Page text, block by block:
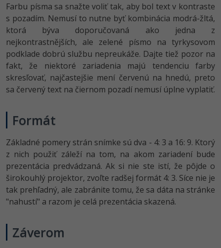
Farbu písma sa snažte voliť tak, aby bol text v kontraste
s pozadím. Nemusí to nutne byť kombinácia modrá-žltá,
ktorá býva doporučovaná ako jedna z
nejkontrastnějších, ale zelené písmo na tyrkysovom
podklade dobrú službu nepreukáže. Dajte tiež pozor na
fakt, že niektoré zariadenia majú tendenciu farby
skresľovať, najčastejšie mení červenú na hnedú, preto
sa červený text na čiernom pozadí nemusí úplne vyplatiť.
Formát
Základné pomery strán snímke sú dva - 4: 3 a 16: 9. Ktorý
z nich použiť záleží na tom, na akom zariadení bude
prezentácia predvádzaná. Ak si nie ste istí, že pôjde o
širokouhlý projektor, zvoľte radšej formát 4: 3. Síce nie je
tak prehľadný, ale zabránite tomu, že sa dáta na stránke
"nahustí" a razom je celá prezentácia skazená.
Záverom